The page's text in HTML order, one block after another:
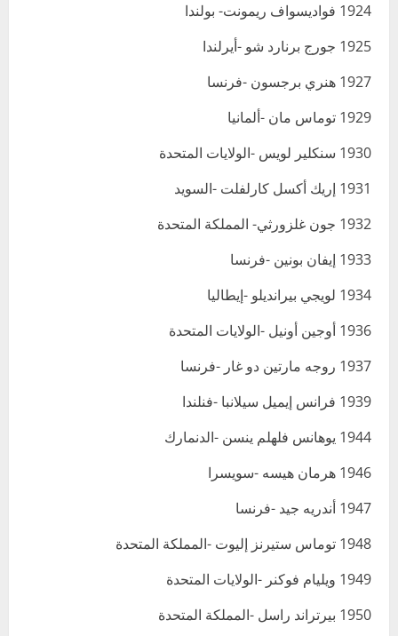
1924 فواديسواف ريمونت- بولندا
1925 جورج برنارد شو -أيرلندا
1927 هنري برجسون -فرنسا
1929 توماس مان -ألمانيا
1930 سنكلير لويس -الولايات المتحدة
1931 إريك أكسل كارلفلت -السويد
1932 جون غلزورثي- المملكة المتحدة
1933 إيفان بونين -فرنسا
1934 لويجي بيرانديلو -إيطاليا
1936 أوجين أونيل -الولايات المتحدة
1937 روجه مارتين دو غار -فرنسا
1939 فرانس إيميل سيلانبا -فنلندا
1944 يوهانس فلهلم ينسن -الدنمارك
1946 هرمان هيسه -سويسرا
1947 أندريه جيد -فرنسا
1948 توماس ستيرنز إليوت -المملكة المتحدة
1949 ويليام فوكنر -الولايات المتحدة
1950 بيرتراند راسل -المملكة المتحدة